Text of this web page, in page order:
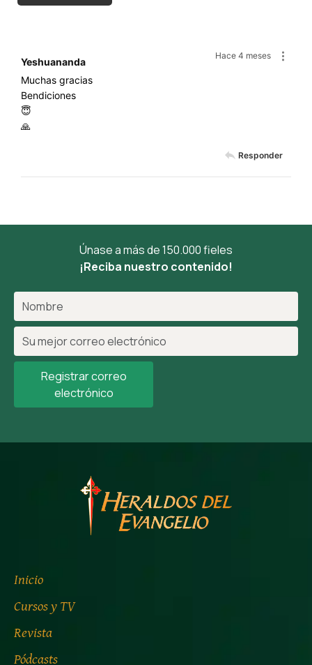
Hace 4 meses
Yeshuananda
Muchas gracias
Bendiciones
😇
🙏
Responder
Únase a más de 150.000 fieles
¡Reciba nuestro contenido!
Registrar correo
electrónico
Inicio
Cursos y TV
Revista
Pódcasts